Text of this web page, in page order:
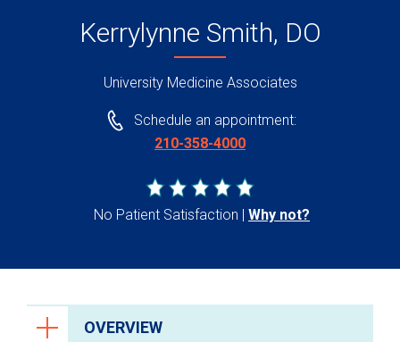
Kerrylynne Smith, DO
University Medicine Associates
Schedule an appointment:
210-358-4000
No Patient Satisfaction Why not?
OVERVIEW